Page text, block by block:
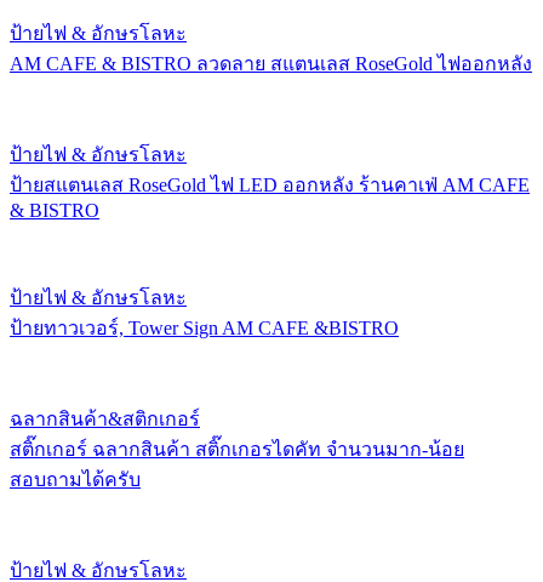
ป้ายไฟ & อักษรโลหะ
AM CAFE & BISTRO ลวดลาย สแตนเลส RoseGold ไฟออกหลัง
ป้ายไฟ & อักษรโลหะ
ป้ายสแตนเลส RoseGold ไฟ LED ออกหลัง ร้านคาเฟ่ AM CAFE
& BISTRO
ป้ายไฟ & อักษรโลหะ
ป้ายทาวเวอร์, Tower Sign AM CAFE &BISTRO
ฉลากสินค้า&สติกเกอร์
สติ๊กเกอร์ ฉลากสินค้า สติ๊กเกอรไดคัท จำนวนมาก-น้อย
สอบถามได้ครับ
ป้ายไฟ & อักษรโลหะ